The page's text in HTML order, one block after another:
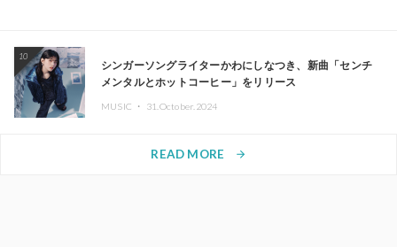
10
シンガーソングライターかわにしなつき、新曲「センチ
メンタルとホットコーヒー」をリリース
MUSIC ・ 31.October.2024
READ MORE arrow_forward